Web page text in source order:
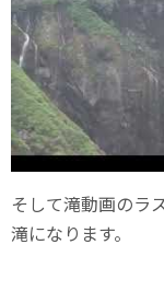
そして滝動画のラ
滝になります。